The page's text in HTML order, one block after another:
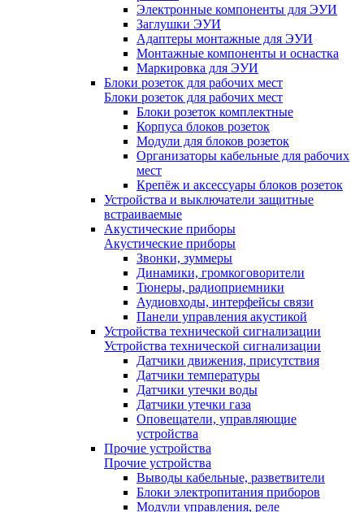
Электронные компоненты для ЭУИ
Заглушки ЭУИ
Адаптеры монтажные для ЭУИ
Монтажные компоненты и оснастка
Маркировка для ЭУИ
Блоки розеток для рабочих мест
Блоки розеток для рабочих мест
Блоки розеток комплектные
Корпуса блоков розеток
Модули для блоков розеток
Организаторы кабельные для рабочих
мест
Крепёж и аксессуары блоков розеток
Устройства и выключатели защитные
встраиваемые
Акустические приборы
Акустические приборы
Звонки, зуммеры
Динамики, громкоговорители
Тюнеры, радиоприемники
Аудиовходы, интерфейсы связи
Панели управления акустикой
Устройства технической сигнализации
Устройства технической сигнализации
Датчики движения, присутствия
Датчики температуры
Датчики утечки воды
Датчики утечки газа
Оповещатели, управляющие
устройства
Прочие устройства
Прочие устройства
Выводы кабельные, разветвители
Блоки электропитания приборов
Модули управления, реле